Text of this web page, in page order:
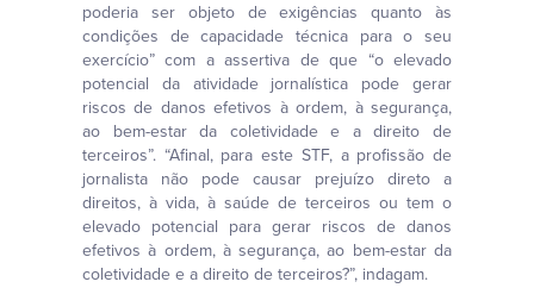
poderia ser objeto de exigências quanto às
condições de capacidade técnica para o seu
exercício” com a assertiva de que “o elevado
potencial da atividade jornalística pode gerar
riscos de danos efetivos à ordem, à segurança,
ao bem-estar da coletividade e a direito de
terceiros”. “Afinal, para este STF, a profissão de
jornalista não pode causar prejuízo direto a
direitos, à vida, à saúde de terceiros ou tem o
elevado potencial para gerar riscos de danos
efetivos à ordem, à segurança, ao bem-estar da
coletividade e a direito de terceiros?”, indagam.